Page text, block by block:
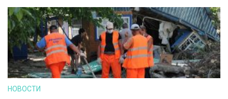
НОВОСТИ